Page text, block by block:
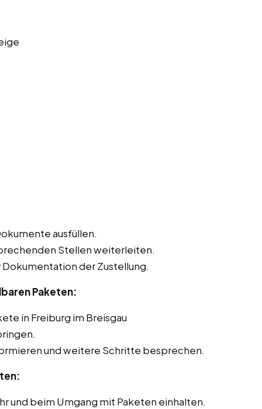
ausfüllen.
Stellen weiterleiten.
der Zustellung.
Paketen:
in Freiburg im Breisgau
und weitere Schritte besprechen.
und beim Umgang mit Paketen einhalten.